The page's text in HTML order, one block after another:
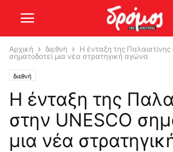
Αρχική διεθνή
Η ένταξη της
σηματοδοτεί μια νέα στρατηγική αγώνα
διεθνή
Η ένταξη της
στην UNESCO
μια νέα